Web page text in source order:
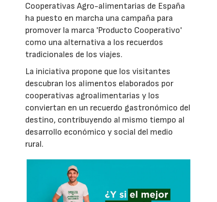
Cooperativas Agro-alimentarias de España
ha puesto en marcha una campaña para
promover la marca 'Producto Cooperativo'
como una alternativa a los recuerdos
tradicionales de los viajes.
La iniciativa propone que los visitantes
descubran los alimentos elaborados por
cooperativas agroalimentarias y los
conviertan en un recuerdo gastronómico del
destino, contribuyendo al mismo tiempo al
desarrollo económico y social del medio
rural.